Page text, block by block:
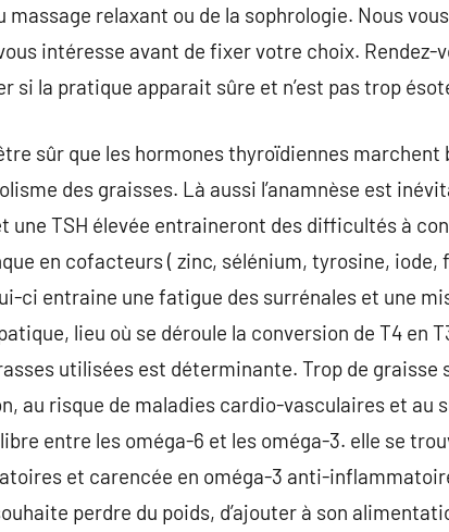
massage relaxant ou de la sophrologie. Nous
intéresse avant de fixer votre choix. Rendez-
si la pratique apparait sûre et n’est pas trop
sûr que les hormones thyroïdiennes marchent
des graisses. Là aussi l’anamnèse est
une TSH élevée entraineront des difficultés à
en cofacteurs ( zinc, sélénium, tyrosine,
ci entraine une fatigue des surrénales et une
lieu où se déroule la conversion de T4 en
utilisées est déterminante. Trop de graisse
au risque de maladies cardio-vasculaires et au
entre les oméga-6 et les oméga-3. elle se
et carencée en oméga-3 anti-
perdre du poids, d’ajouter à son